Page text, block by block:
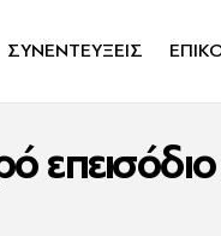
ΣΥΝΕΝΤΕΥΞΕΙΣ